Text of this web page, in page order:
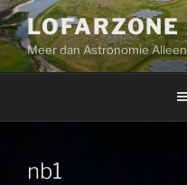
Ga
naar
de
inhoud
LOFARZONE
Meer dan Astronomie Alleen
nb1